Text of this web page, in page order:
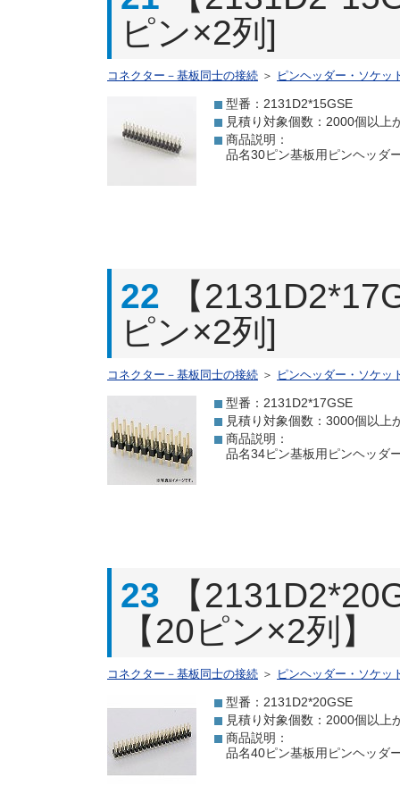
ピン×2列]
コネクター－基板同士の接続 ＞ ピンヘッダー・ソケッ
型番：2131D2*15GSE
見積り対象個数：2000個以上
商品説明：
品名30ピン基板用ピンヘッダ
22
【
ピン×2列]
コネクター－基板同士の接続 ＞ ピンヘッダー・ソケッ
型番：2131D2*17GSE
見積り対象個数：3000個以上
商品説明：
品名34ピン基板用ピンヘッダ
23
【
【20ピン×2列】
コネクター－基板同士の接続 ＞ ピンヘッダー・ソケッ
型番：2131D2*20GSE
見積り対象個数：2000個以上
商品説明：
品名40ピン基板用ピンヘッダ